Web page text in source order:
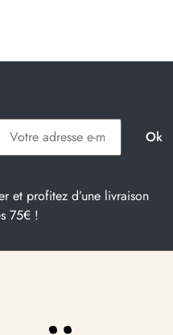
et profitez d’une livraison
75€ !